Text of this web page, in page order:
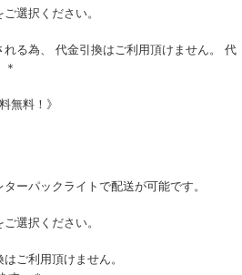
選択ください。
る為、 代金引換はご利用頂けません。 代
無料！》
ーパックライトで配送が可能です。
選択ください。
ご利用頂けません。